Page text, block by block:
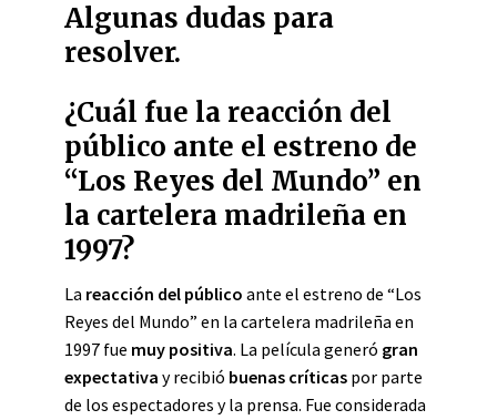
Algunas dudas para
resolver.
¿Cuál fue la reacción del
público ante el estreno de
“Los Reyes del Mundo” en
la cartelera madrileña en
1997?
La reacción del público ante el estreno de “Los
Reyes del Mundo” en la cartelera madrileña en
1997 fue muy positiva. La película generó gran
expectativa y recibió buenas críticas por parte
de los espectadores y la prensa. Fue considerada